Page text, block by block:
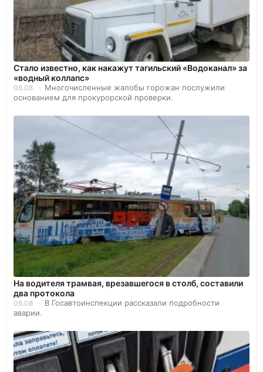
Стало известно, как накажут тагильский «Водоканал» за
«водный коллапс»
06.08
Многочисленные жалобы горожан послужили
основанием для прокурорской проверки.
На водителя трамвая, врезавшегося в столб, составили
два протокола
06.08
В Госавтоинспекции рассказали подробности
аварии.